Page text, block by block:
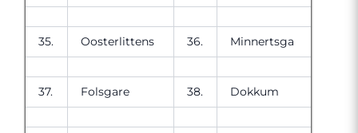
35. Oosterlittens 36. Minnertsga
37. Folsgare 38. Dokkum